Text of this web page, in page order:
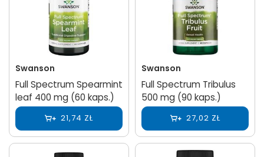
Swanson
Full Spectrum Spearmint
leaf 400 mg (60 kaps.)
21,74 ZŁ
Swanson
Full Spectrum Tribulus
500 mg (90 kaps.)
27,02 ZŁ